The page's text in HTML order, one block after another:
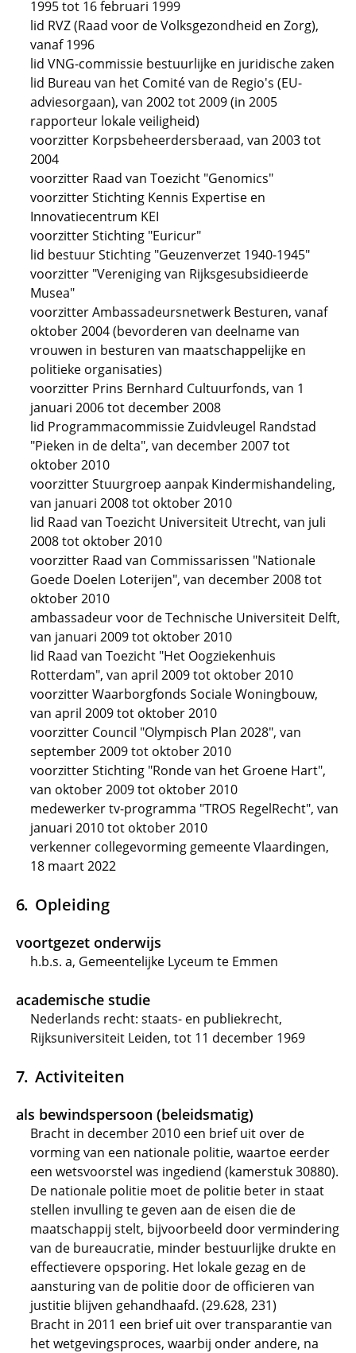
1995 tot 16 februari 1999
lid RVZ (Raad voor de Volksgezondheid en Zorg),
vanaf 1996
lid VNG-commissie bestuurlijke en juridische zaken
lid Bureau van het Comité van de Regio's (EU-
adviesorgaan), van 2002 tot 2009 (in 2005
rapporteur lokale veiligheid)
voorzitter Korpsbeheerdersberaad, van 2003 tot
2004
voorzitter Raad van Toezicht "Genomics"
voorzitter Stichting Kennis Expertise en
Innovatiecentrum KEI
voorzitter Stichting "Euricur"
lid bestuur Stichting "Geuzenverzet 1940-1945"
voorzitter "Vereniging van Rijksgesubsidieerde
Musea"
voorzitter Ambassadeursnetwerk Besturen, vanaf
oktober 2004 (bevorderen van deelname van
vrouwen in besturen van maatschappelijke en
politieke organisaties)
voorzitter Prins Bernhard Cultuurfonds, van 1
januari 2006 tot december 2008
lid Programmacommissie Zuidvleugel Randstad
"Pieken in de delta", van december 2007 tot
oktober 2010
voorzitter Stuurgroep aanpak Kindermishandeling,
van januari 2008 tot oktober 2010
lid Raad van Toezicht Universiteit Utrecht, van juli
2008 tot oktober 2010
voorzitter Raad van Commissarissen "Nationale
Goede Doelen Loterijen", van december 2008 tot
oktober 2010
ambassadeur voor de Technische Universiteit Delft,
van januari 2009 tot oktober 2010
lid Raad van Toezicht "Het Oogziekenhuis
Rotterdam", van april 2009 tot oktober 2010
voorzitter Waarborgfonds Sociale Woningbouw,
van april 2009 tot oktober 2010
voorzitter Council "Olympisch Plan 2028", van
september 2009 tot oktober 2010
voorzitter Stichting "Ronde van het Groene Hart",
van oktober 2009 tot oktober 2010
medewerker tv-programma "TROS RegelRecht", van
januari 2010 tot oktober 2010
verkenner collegevorming gemeente Vlaardingen,
18 maart 2022
Opleiding
voortgezet onderwijs
h.b.s. a, Gemeentelijke Lyceum te Emmen
academische studie
Nederlands recht: staats- en publiekrecht,
Rijksuniversiteit Leiden, tot 11 december 1969
Activiteiten
als bewindspersoon (beleidsmatig)
Bracht in december 2010 een brief uit over de
vorming van een nationale politie, waartoe eerder
een wetsvoorstel was ingediend (kamerstuk 30880).
De nationale politie moet de politie beter in staat
stellen invulling te geven aan de eisen die de
maatschappij stelt, bijvoorbeeld door vermindering
van de bureaucratie, minder bestuurlijke drukte en
effectievere opsporing. Het lokale gezag en de
aansturing van de politie door de officieren van
justitie blijven gehandhaafd. (29.628, 231)
Bracht in 2011 een brief uit over transparantie van
het wetgevingsproces, waarbij onder andere, na